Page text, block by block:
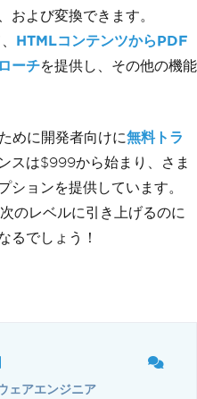
および変換できます。
HTMLコンテンツからPDF
ーチを提供し、その他の機能
めに開発者向けに無料トラ
スは$999から始まり、さま
ションを提供しています。
のレベルに引き上げるのに
るでしょう！
ェアエンジニア